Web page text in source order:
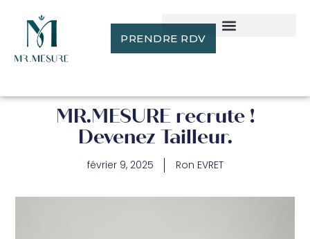
PRENDRE RDV
MR.MESURE recrute !
Devenez Tailleur.
février 9, 2025 Ron EVRET